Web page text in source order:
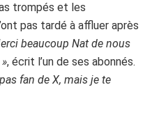
trompés et les
pas tardé à affluer après
beaucoup Nat de nous
, écrit l’un de ses abonnés.
fan de X, mais je te